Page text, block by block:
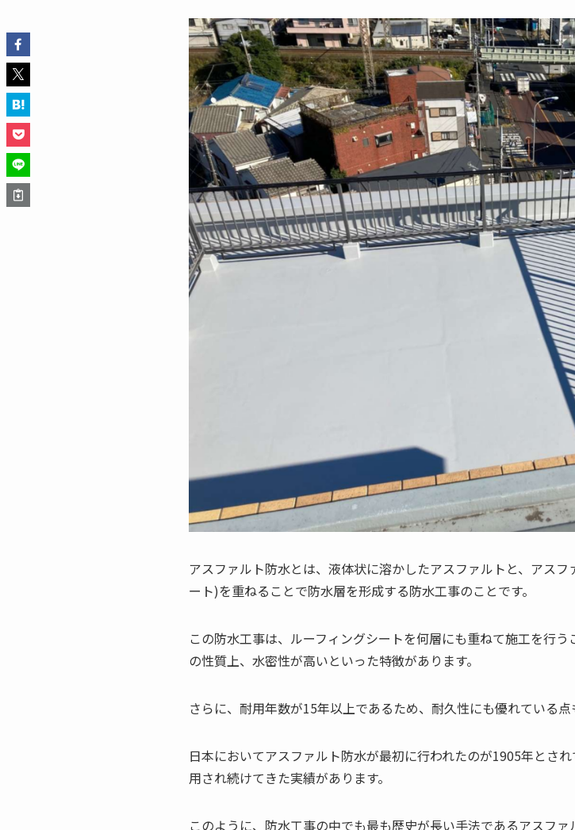
アスファルト防水とは、液体状に溶かしたアスファルトと、アス
ート)を重ねることで防水層を形成する防水工事のことです。
この防水工事は、ルーフィングシートを何層にも重ねて施工を行
の性質上、水密性が高いといった特徴があります。
さらに、耐用年数が15年以上であるため、耐久性にも優れている点
日本においてアスファルト防水が最初に行われたのが1905年とさ
用され続けてきた実績があります。
このように、防水工事の中でも最も歴史が長い手法であるアスフ